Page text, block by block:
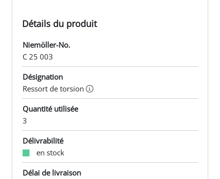
Détails du produit
Niemöller-No.
C 25 003
Désignation
Ressort de torsion
Quantité utilisée
3
Délivrabilité
en stock
Délai de livraison